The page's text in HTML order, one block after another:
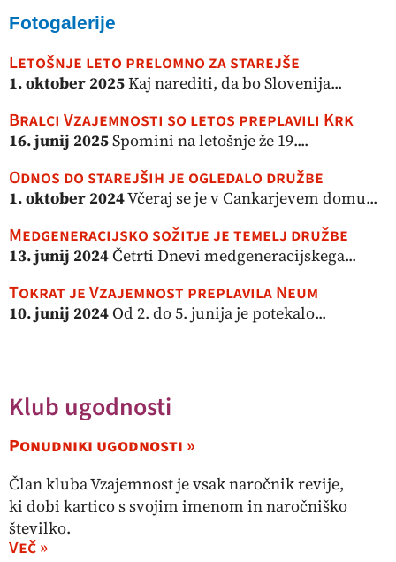
Fotogalerije
Letošnje leto prelomno za starejše
1. oktober 2025Kaj narediti, da bo Slovenija...
Bralci Vzajemnosti so letos preplavili Krk
16. junij 2025Spomini na letošnje že 19....
Odnos do starejših je ogledalo družbe
1. oktober 2024Včeraj se je v Cankarjevem domu...
Medgeneracijsko sožitje je temelj družbe
13. junij 2024Četrti Dnevi medgeneracijskega...
Tokrat je Vzajemnost preplavila Neum
10. junij 2024Od 2. do 5. junija je potekalo...
Klub ugodnosti
Ponudniki ugodnosti »
Član kluba Vzajemnost je vsak naročnik revije,
ki dobi kartico s svojim imenom in naročniško
številko.
Več »